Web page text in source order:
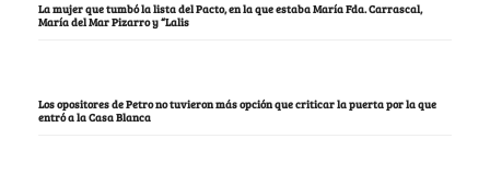
La mujer que tumbó la lista del Pacto, en la que estaba María Fda. Carrascal,
María del Mar Pizarro y “Lalis
Los opositores de Petro no tuvieron más opción que criticar la puerta por la que
entró a la Casa Blanca